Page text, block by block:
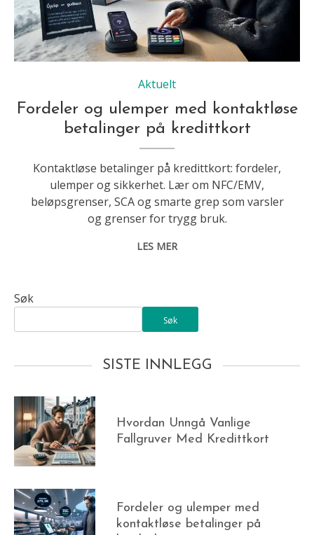
Aktuelt
Fordeler og ulemper med kontaktløse
betalinger på kredittkort
Kontaktløse betalinger på kredittkort: fordeler,
ulemper og sikkerhet. Lær om NFC/EMV,
beløpsgrenser, SCA og smarte grep som varsler
og grenser for trygg bruk.
LES MER
Søk
Søk
SISTE INNLEGG
Hvordan Unngå Vanlige
Fallgruver Med Kredittkort
Fordeler og ulemper med
kontaktløse betalinger på